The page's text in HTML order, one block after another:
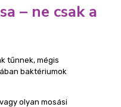
– ne csak a
tűnnek, mégis
baktériumok
olyan mosási